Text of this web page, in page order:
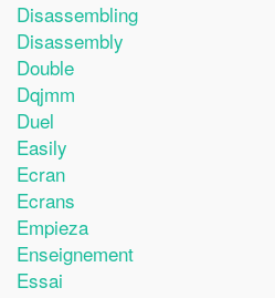
Disassembling
Disassembly
Double
Dqjmm
Duel
Easily
Ecran
Ecrans
Empieza
Enseignement
Essai